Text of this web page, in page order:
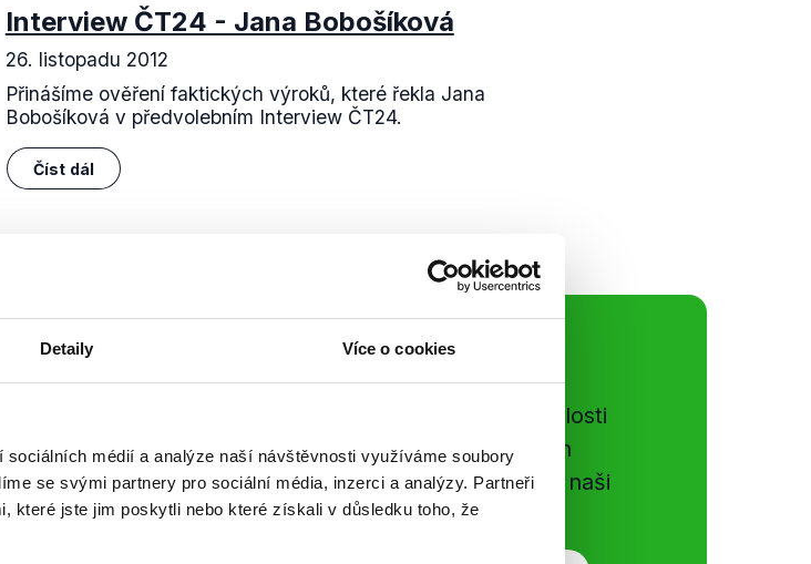
Detaily Více o cookies
médií a analýze naší návštěvnosti využíváme soubory
se svými partnery pro sociální média, inzerci a analýzy. Partneři
které jste jim poskytli nebo které získali v důsledku toho, že
Interview ČT24 - Jana Bobošíková
26. listopadu 2012
Přinášíme ověření faktických výroků, které řekla Jana
Bobošíková v předvolebním Interview ČT24.
Číst dál
a
se
Sociální sítě
Nenechte si ujít nejnovější události
z Demagog.cz. Sdílením našich
příspěvků přátelům podpoříte naši
práci.